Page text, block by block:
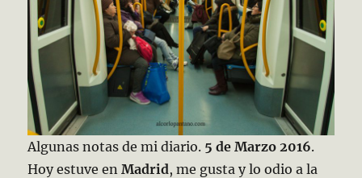
Algunas notas de mi diario. 5 de Marzo 2016.
Hoy estuve enMadrid, me gusta y lo odio a la